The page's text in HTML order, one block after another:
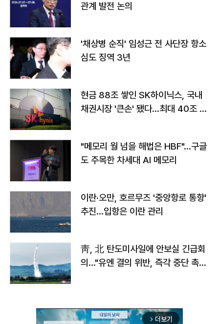
관계 발전 논의
'채상병 순직' 임성근 전 사단장 항소
심도 징역 3년
현금 88조 쌓인 SK하이닉스, 국내
채권시장 '큰손' 됐다…최대 40조 투
"메모리 월 넘을 해법은 HBF"…구글
도 주목한 차세대 AI 메모리
이란·오만, 호르무즈 '중앙항로 통항'
추진…입항은 이란 관리
靑, 北 탄도미사일에 안보실 긴급회
의…"유엔 결의 위반, 즉각 중단 촉
arrow_forward_ios 더보기